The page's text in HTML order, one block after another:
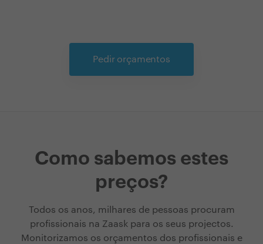
Pedir orçamentos
Como sabemos estes
preços?
Todos os anos, milhares de pessoas procuram
profissionais na Zaask para os seus projectos.
Monitorizamos os orçamentos dos profissionais e